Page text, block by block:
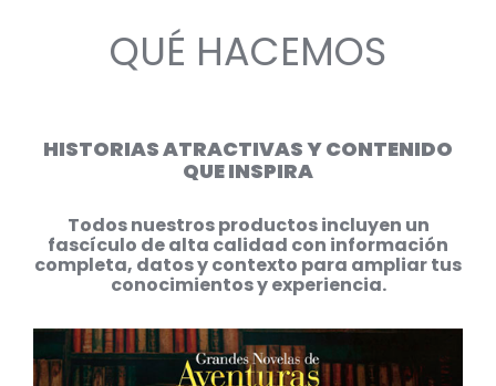
QUÉ HACEMOS
HISTORIAS ATRACTIVAS Y CONTENIDO
QUE INSPIRA
Todos nuestros productos incluyen un
fascículo de alta calidad con información
completa, datos y contexto para ampliar tus
conocimientos y experiencia.